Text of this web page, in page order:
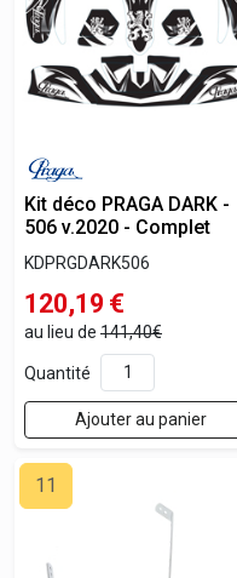
Kit déco PRAGA DARK -
506 v.2020 - Complet
KDPRGDARK506
120,19 €
au lieu de 141,40€
Quantité
Ajouter au panier
11